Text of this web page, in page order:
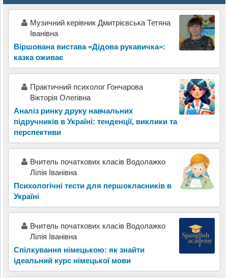
Музичний керівник Дмитрієвська Тетяна
Іванівна
Віршована вистава «Дідова рукавичка»:
казка оживає
Практичний психолог Гончарова
Вікторія Олегівна
Аналіз ринку друку навчальних
підручників в Україні: тенденції, виклики та
перспективи
Вчитель початкових класів Водолажко
Лілія Іванівна
Психологічні тести для першокласників в
Україні
Вчитель початкових класів Водолажко
Лілія Іванівна
Спілкування німецькою: як знайти
ідеальний курс німецької мови